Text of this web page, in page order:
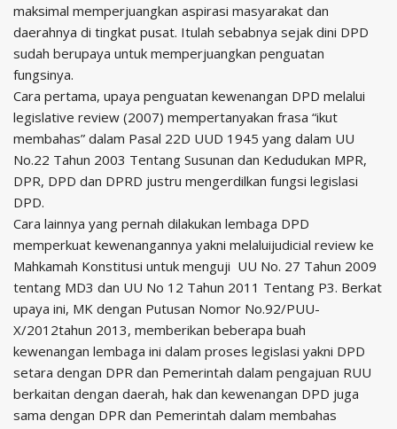
maksimal memperjuangkan aspirasi masyarakat dan
daerahnya di tingkat pusat. Itulah sebabnya sejak dini DPD
sudah berupaya untuk memperjuangkan penguatan
fungsinya.
Cara pertama, upaya penguatan kewenangan DPD melalui
legislative review (2007) mempertanyakan frasa “ikut
membahas” dalam Pasal 22D UUD 1945 yang dalam UU
No.22 Tahun 2003 Tentang Susunan dan Kedudukan MPR,
DPR, DPD dan DPRD justru mengerdilkan fungsi legislasi
DPD.
Cara lainnya yang pernah dilakukan lembaga DPD
memperkuat kewenangannya yakni melaluijudicial review ke
Mahkamah Konstitusi untuk menguji UU No. 27 Tahun 2009
tentang MD3 dan UU No 12 Tahun 2011 Tentang P3. Berkat
upaya ini, MK dengan Putusan Nomor No.92/PUU-
X/2012tahun 2013, memberikan beberapa buah
kewenangan lembaga ini dalam proses legislasi yakni DPD
setara dengan DPR dan Pemerintah dalam pengajuan RUU
berkaitan dengan daerah, hak dan kewenangan DPD juga
sama dengan DPR dan Pemerintah dalam membahas